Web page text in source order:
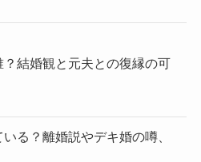
結婚観と元夫との復縁の可
る？離婚説やデキ婚の噂、